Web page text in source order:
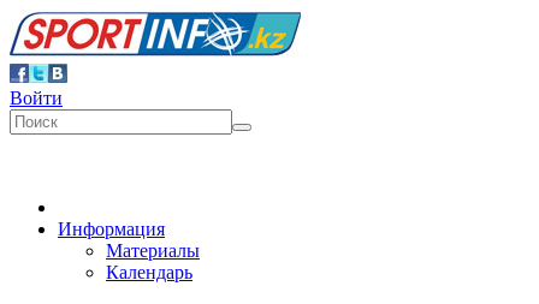
Войти
Информация
Материалы
Календарь